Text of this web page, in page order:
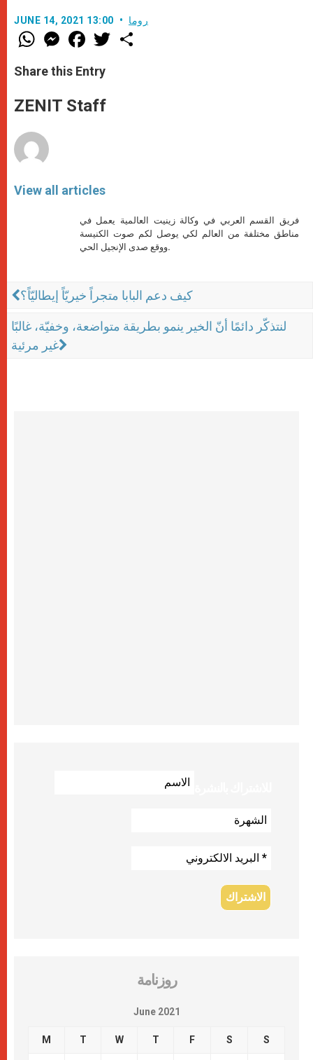
JUNE 14, 2021 13:00 روما
W
h
t
s
p
p
M
e
s
e
g
e
F
a
e
b
o
k
w
Share this Entry
ZENIT Staff
View all articles
فريق القسم العربي في وكالة زينيت العالمية يعمل في
مناطق مختلفة من العالم لكي يوصل لكم صوت الكنيسة
ووقع صدى الإنجيل الحي.
كيف دعم البابا متجراً خيريّاً إيطاليّاً؟
لنتذكّر دائمًا أنّ الخير ينمو بطريقة متواضعة، وخفيّة، غالبًا
غير مرئية
روزنامة
June 2021
M T W T F S S